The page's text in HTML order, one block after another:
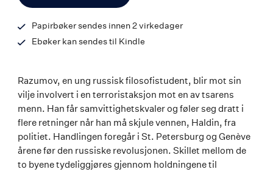
Papirbøker sendes innen 2 virkedager
Ebøker kan sendes til Kindle
Razumov, en ung russisk filosofistudent, blir mot sin
vilje involvert i en terroristaksjon mot en av tsarens
menn. Han får samvittighetskvaler og føler seg dratt i
flere retninger når han må skjule vennen, Haldin, fra
politiet. Handlingen foregår i St. Petersburg og Genève
årene før den russiske revolusjonen. Skillet mellom de
to byene tydeliggjøres gjennom holdningene til